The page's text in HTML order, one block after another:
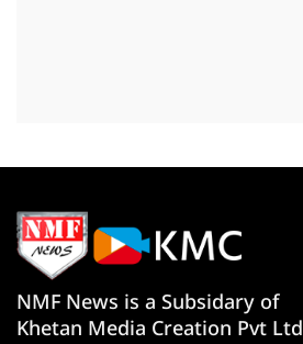
NMF News is a Subsidary of
Khetan Media Creation Pvt Ltd